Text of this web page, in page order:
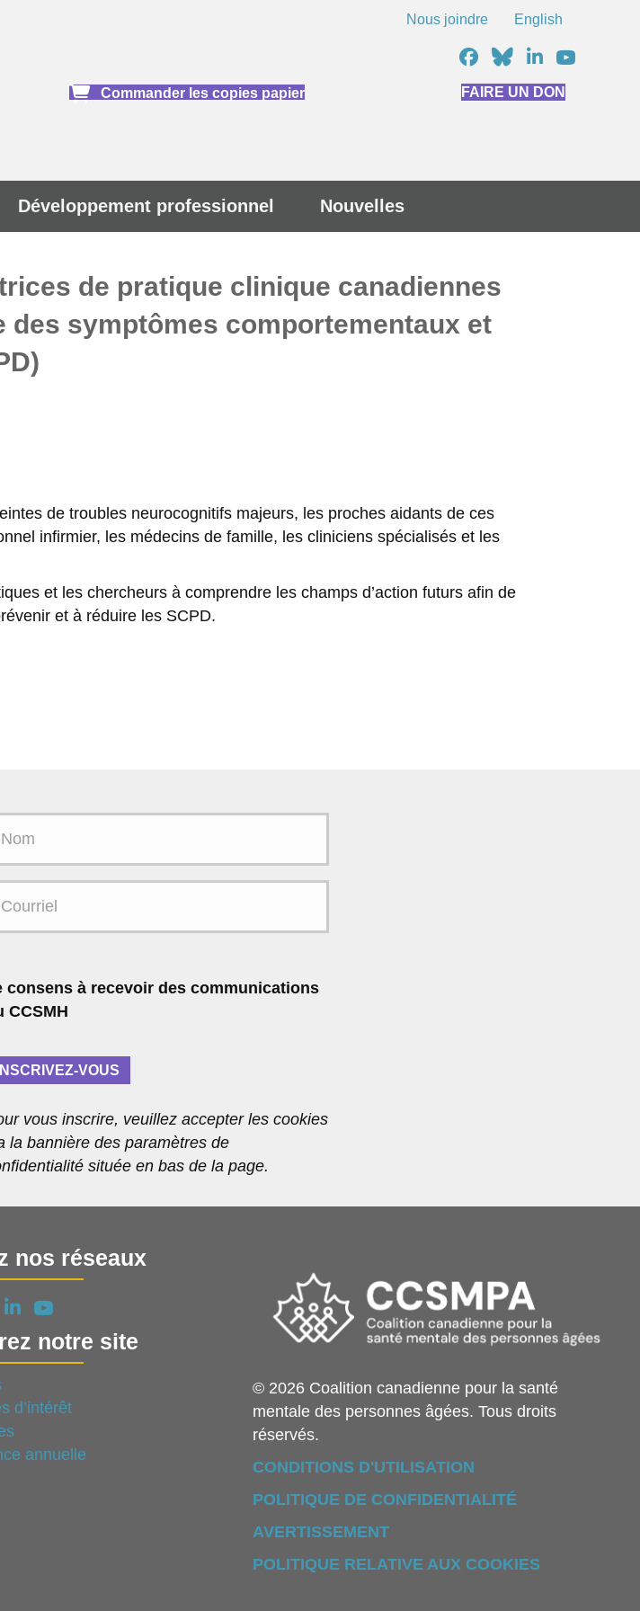
Nous joindre English
Commander les copies papier FAIRE UN DON
Développement professionnel Nouvelles
de pratique clinique canadiennes
des symptômes comportementaux et
de troubles neurocognitifs majeurs, les proches aidants de ces
infirmier, les médecins de famille, les cliniciens spécialisés et les
et les chercheurs à comprendre les champs d’action futurs afin de
et à réduire les SCPD.
consens à recevoir des communications
CCSMH
INSCRIVEZ-VOUS
vous inscrire, veuillez accepter les cookies
la bannière des paramètres de
située en bas de la page.
nos réseaux
notre site
d’intérêt
annuelle
© 2026 Coalition canadienne pour la santé
mentale des personnes âgées. Tous droits
réservés.
CONDITIONS D'UTILISATION
POLITIQUE DE CONFIDENTIALITÉ
AVERTISSEMENT
POLITIQUE RELATIVE AUX COOKIES